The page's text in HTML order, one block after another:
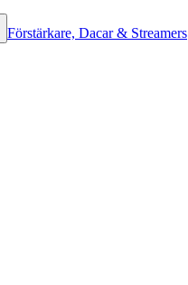
Förstärkare, Dacar & Streamers